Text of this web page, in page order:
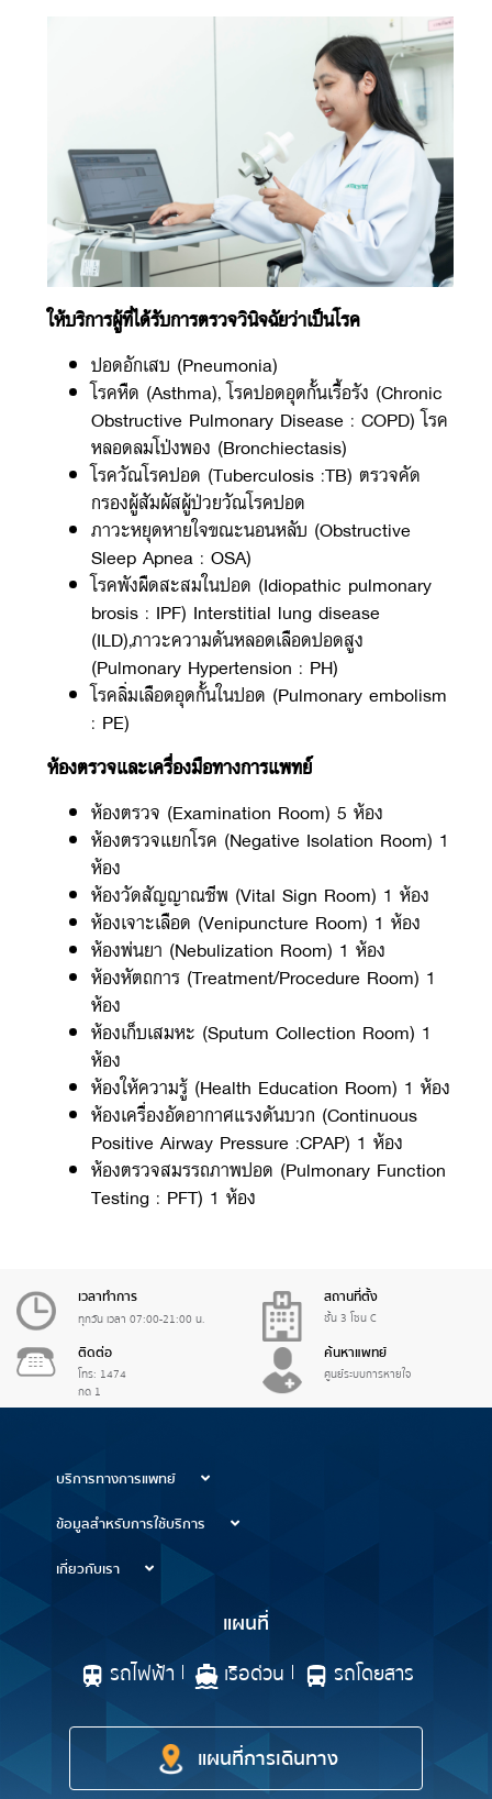
ให้บริการผู้ที่ได้รับการตรวจวินิจฉัยว่าเป็นโรค
ปอดอักเสบ (Pneumonia)
โรคหืด (Asthma), โรคปอดอุดกั้นเรื้อรัง (Chronic
Obstructive Pulmonary Disease : COPD) โรค
หลอดลมโป่งพอง (Bronchiectasis)
โรควัณโรคปอด (Tuberculosis :TB) ตรวจคัด
กรองผู้สัมผัสผู้ป่วยวัณโรคปอด
ภาวะหยุดหายใจขณะนอนหลับ (Obstructive
Sleep Apnea : OSA)
โรคพังผืดสะสมในปอด (Idiopathic pulmonary
fibrosis : IPF) Interstitial lung disease
(ILD),ภาวะความดันหลอดเลือดปอดสูง
(Pulmonary Hypertension : PH)
โรคลิ่มเลือดอุดกั้นในปอด (Pulmonary embolism
: PE)
ห้องตรวจและเครื่องมือทางการแพทย์
ห้องตรวจ (Examination Room) 5 ห้อง
ห้องตรวจแยกโรค (Negative Isolation Room) 1
ห้อง
ห้องวัดสัญญาณชีพ (Vital Sign Room) 1 ห้อง
ห้องเจาะเลือด (Venipuncture Room) 1 ห้อง
ห้องพ่นยา (Nebulization Room) 1 ห้อง
ห้องหัตถการ (Treatment/Procedure Room) 1
ห้อง
ห้องเก็บเสมหะ (Sputum Collection Room) 1
ห้อง
ห้องให้ความรู้ (Health Education Room) 1 ห้อง
ห้องเครื่องอัดอากาศแรงดันบวก (Continuous
Positive Airway Pressure :CPAP) 1 ห้อง
ห้องตรวจสมรรถภาพปอด (Pulmonary Function
Testing : PFT) 1 ห้อง
เวลาทำการ
ทุกวัน เวลา 07:00-21:00 น.
สถานที่ตั้ง
ชั้น 3 โซน C
ติดต่อ
โทร: 1474
กด 1
ค้นหาแพทย์
ศูนย์ระบบการหายใจ
บริการทางการแพทย์
ข้อมูลสำหรับการใช้บริการ
เกี่ยวกับเรา
แผนที่
รถไฟฟ้า
เรือด่วน รถโดยสาร
แผนที่การเดินทาง